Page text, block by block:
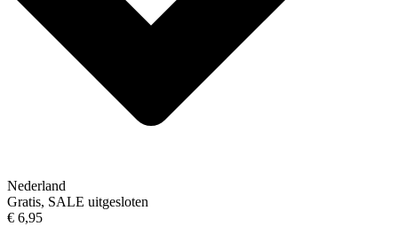
Nederland
Gratis, SALE uitgesloten
€ 6,95